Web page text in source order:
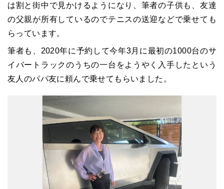
は割と街中で見かけるようになり、筆者の子供も、友達
の父親が所有しているのでテニスの送迎などで乗せても
らっています。
筆者も、2020年に予約して今年3月に最初の1000台のサ
イバートラックのうちの一台をようやく入手したという
友人のパパ友に頼んで乗せてもらいました。